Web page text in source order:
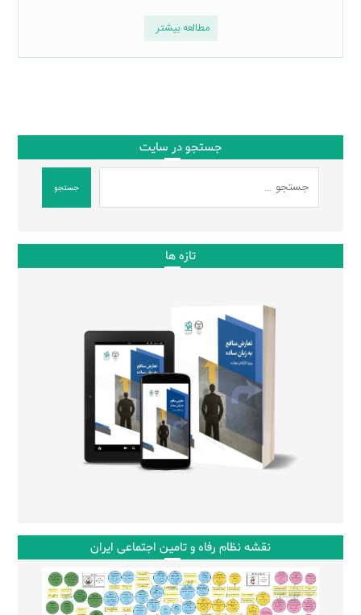
مطالعه بیشتر
جستجو در سایت
جستجو
تازه ها
نقشه نظام رفاه و تامین اجتماعی ایران